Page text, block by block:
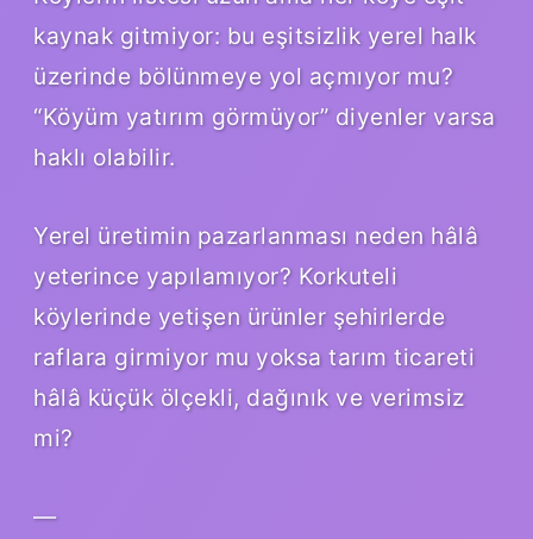
kaynak gitmiyor: bu eşitsizlik yerel halk
üzerinde bölünmeye yol açmıyor mu?
“Köyüm yatırım görmüyor” diyenler varsa
haklı olabilir.
Yerel üretimin pazarlanması neden hâlâ
yeterince yapılamıyor? Korkuteli
köylerinde yetişen ürünler şehirlerde
raflara girmiyor mu yoksa tarım ticareti
hâlâ küçük ölçekli, dağınık ve verimsiz
mi?
—